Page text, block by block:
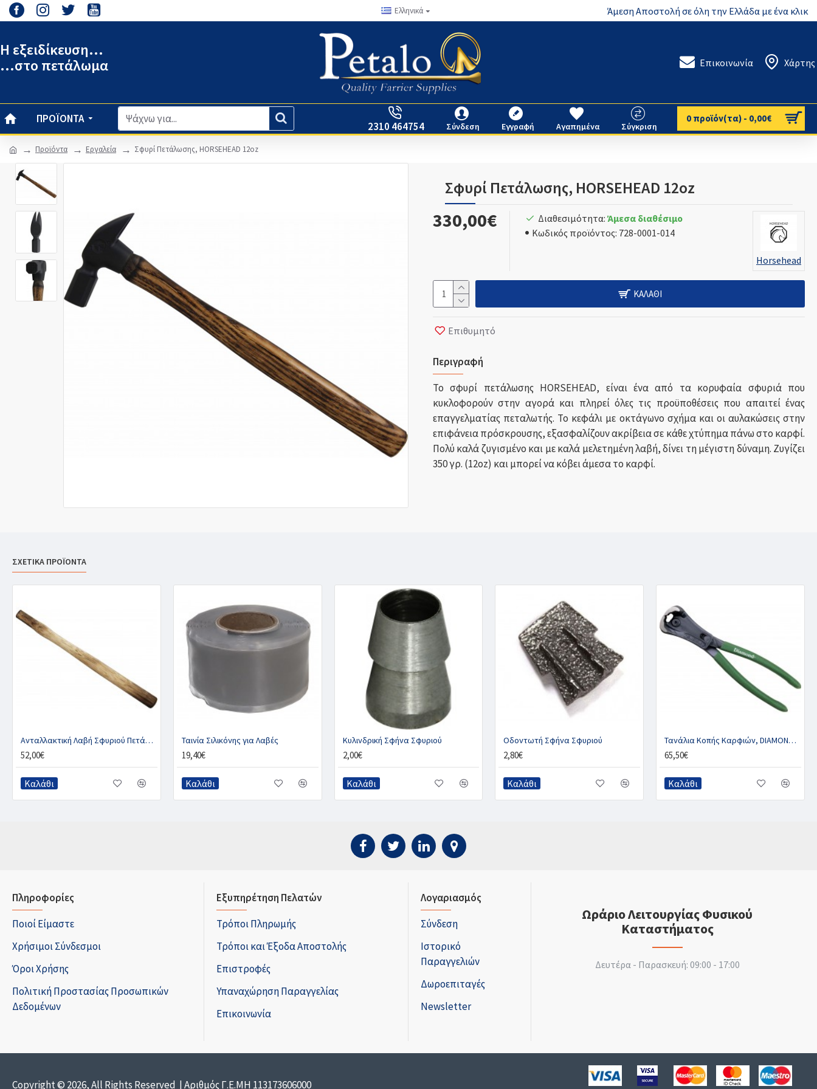
Ελληνικά Άμεση Αποστολή σε όλη την Ελλάδα με ένα κλικ
Η εξειδίκευση...
...στο πετάλωμα
Επικοινωνία Χάρτης
ΠΡΟΪΌΝΤΑ
2310 464754 Σύνδεση Εγγραφή Αγαπημένα Σύγκριση
0 προϊόν(τα) - 0,00€
Προϊόντα Εργαλεία Σφυρί Πετάλωσης, HORSEHEAD 12oz
Σφυρί Πετάλωσης, HORSEHEAD 12oz
330,00€ Διαθεσιμότητα: Άμεσα διαθέσιμο
Κωδικός προϊόντος: 728-0001-014
Horsehead
ΚΑΛΆΘΙ
Επιθυμητό
Περιγραφή
Το σφυρί πετάλωσης HORSEHEAD, είναι ένα από τα κορυφαία σφυριά που
κυκλοφορούν στην αγορά και πληρεί όλες τις προϋποθέσεις που απαιτεί ένας
επαγγελματίας πεταλωτής. Το κεφάλι με οκτάγωνο σχήμα και οι αυλακώσεις στην
επιφάνεια πρόσκρουσης, εξασφαλίζουν ακρίβεια σε κάθε χτύπημα πάνω στο καρφί.
Πολύ καλά ζυγισμένο και με καλά μελετημένη λαβή, δίνει τη μέγιστη δύναμη. Ζυγίζει
350 γρ. (12oz) και μπορεί να κόβει άμεσα το καρφί.
ΣΧΕΤΙΚΑ ΠΡΟΪΟΝΤΑ
Ανταλλακτική Λαβή Σφυριού Πετάλωσης, HORSEHEAD
52,00€
Καλάθι
Ταινία Σιλικόνης για Λαβές
19,40€
Καλάθι
Κυλινδρική Σφήνα Σφυριού
2,00€
Καλάθι
Οδοντωτή Σφήνα Σφυριού
2,80€
Καλάθι
Τανάλια Κοπής Καρφιών, DIAMOND POWERBOLT
65,50€
Καλάθι
Πληροφορίες
Ποιοί Είμαστε
Χρήσιμοι Σύνδεσμοι
Όροι Χρήσης
Πολιτική Προστασίας Προσωπικών
Δεδομένων
Εξυπηρέτηση Πελατών
Τρόποι Πληρωμής
Τρόποι και Έξοδα Αποστολής
Επιστροφές
Υπαναχώρηση Παραγγελίας
Επικοινωνία
Λογαριασμός
Σύνδεση
Ιστορικό
Παραγγελιών
Δωροεπιταγές
Newsletter
Ωράριο Λειτουργίας Φυσικού
Καταστήματος
Δευτέρα - Παρασκευή: 09:00 - 17:00
Copyright © 2026, All Rights Reserved | Αριθμός Γ.Ε.ΜΗ 113173606000